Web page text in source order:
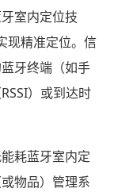
室内定位技
现精准定位。信
牙终端（如手
）或到达时
耗蓝牙室内定
物品）管理系